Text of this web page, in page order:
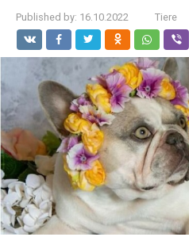
Published by: 16.10.2022 Tiere